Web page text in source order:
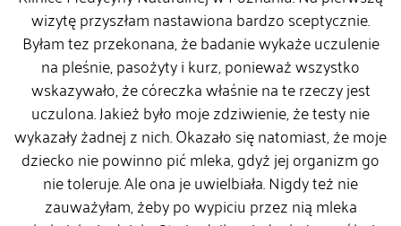
wizytę przyszłam nastawiona bardzo sceptycznie.
Byłam tez przekonana, że badanie wykaże uczulenie
na pleśnie, pasożyty i kurz, ponieważ wszystko
wskazywało, że córeczka właśnie na te rzeczy jest
uczulona. Jakież było moje zdziwienie, że testy nie
wykazały żadnej z nich. Okazało się natomiast, że moje
dziecko nie powinno pić mleka, gdyż jej organizm go
nie toleruje. Ale ona je uwielbiała. Nigdy też nie
zauważyłam, żeby po wypiciu przez nią mleka